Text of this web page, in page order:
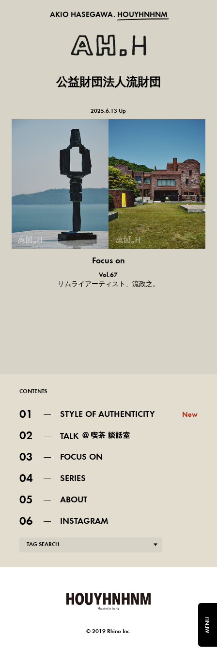
AKIO HASEGAWA. HOUYHNHNM
公益財団法人流財団
2025.6.13 Up
Focus on
気になる服とか人とか。
Vol.67
サムライアーティスト、流政之。
CONTENTS
01 STYLE OF AUTHENTICITY New
02 TALK
03 FOCUS ON
04 SERIES
05 ABOUT
06 INSTAGRAM
TAG SEARCH
© 2019 Rhino Inc. MENU